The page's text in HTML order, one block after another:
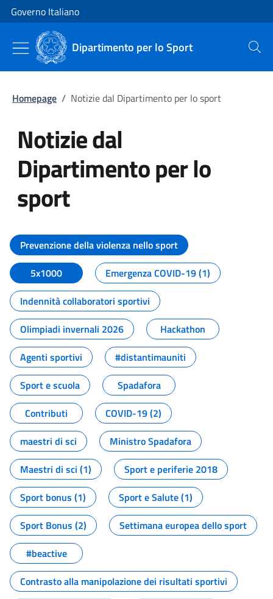
Vai al contenuto
Vai alla navigazione del sito
Governo Italiano
Dipartimento per lo Sport Cerca
Homepage / Notizie dal Dipartimento per lo sport
Notizie dal
Dipartimento per lo
sport
Tutti i contenuti della pagina
Prevenzione della violenza nello sport
5x1000
Emergenza COVID-19 (1)
Indennità collaboratori sportivi
Olimpiadi invernali 2026
Hackathon
Agenti sportivi
#distantimauniti
Sport e scuola
Spadafora
Contributi
COVID-19 (2)
maestri di sci
Ministro Spadafora
Maestri di sci (1)
Sport e periferie 2018
Sport bonus (1)
Sport e Salute (1)
Sport Bonus (2)
Settimana europea dello sport
#beactive
Contrasto alla manipolazione dei risultati sportivi